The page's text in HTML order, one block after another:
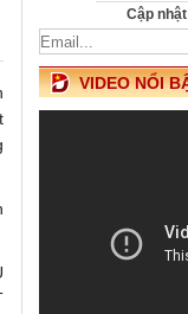
Cập
VIDEO NỔI